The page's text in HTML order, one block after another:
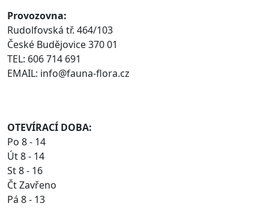
Provozovna:
Rudolfovská tř. 464/103
České Budějovice 370 01
TEL: 606 714 691
EMAIL: info@fauna-flora.cz
OTEVÍRACÍ DOBA:
Po 8 - 14
Út 8 - 14
St 8 - 16
Čt Zavřeno
Pá 8 - 13